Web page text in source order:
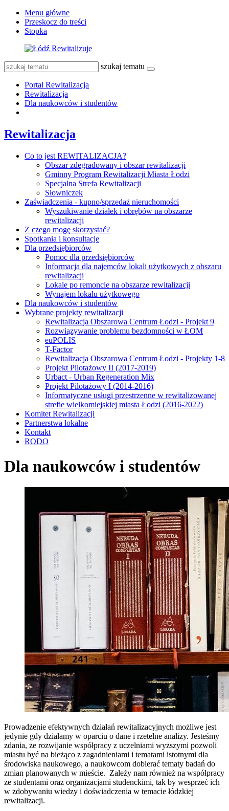
Menu główne
Przeskocz do treści
Stopka
szukaj tematu
Portal Rewitalizacja
Rewitalizacja
Dla naukowców i studentów
Rewitalizacja
Co to jest REWITALIZACJA?
Obszar zdegradowany i obszar rewitalizacji
Gminny Program Rewitalizacji Miasta Łodzi
Specjalna Strefa Rewitalizacji
Słowniczek
Zaświadczenia - kupno/sprzedaż nieruchomości
Wyszukiwanie działek i obrębów na obszarze
rewitalizacji
Z czego mogę skorzystać?
Spotkania i konsultacje
Dla przedsiębiorców
Pomoc dla przedsiębiorców
Informacja dla najemców lokali użytkowych z obszaru
rewitalizacji
Lokale po remoncie na obszarze rewitalizacji
Wynajem lokalu użytkowego
Dla naukowców i studentów
Wybrane projekty rewitalizacji
Rewitalizacja Obszarowa Centrum Łodzi - Projekt 9
Rozwiązywanie problemu bezdomności w ŁOM
euPOLIS
T-Factor
Rewitalizacja Obszarowa Centrum Łodzi - Projekty 1-8
Projekt Pilotażowy II (2017-2019)
Urbact - Urban Regeneration Mix
Projekt Pilotażowy I (2014-2016)
Informatyczne usługi przestrzenne w rewitalizowanej
strefie wielkomiejskiej miasta Łodzi (2016-2022)
Komitet Rewitalizacji
Partnerstwa lokalne
Kontakt
RODO
Dla naukowców i studentów
Prowadzenie efektywnych działań rewitalizacyjnych możliwe jest
jedynie gdy działamy w oparciu o dane i rzetelne analizy. Jesteśmy
zdania, że rozwijanie współpracy z uczelniami wyższymi pozwoli
miastu być na bieżąco z zagadnieniami i tematami istotnymi dla
środowiska naukowego, a naukowcom dobierać tematy badań do
zmian planowanych w mieście. Zależy nam również na współpracy
ze studentami oraz organizacjami studenckimi, tak by wesprzeć ich
w zdobywaniu wiedzy i doświadczenia w temacie łódzkiej
rewitalizacji.